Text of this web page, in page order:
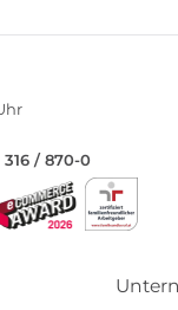
316 / 870-0